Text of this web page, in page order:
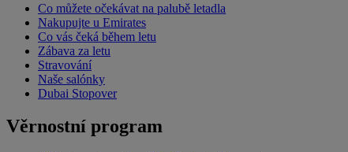
Co můžete očekávat na palubě letadla
Nakupujte u Emirates
Co vás čeká během letu
Zábava za letu
Stravování
Naše salónky
Dubai Stopover
Věrnostní program